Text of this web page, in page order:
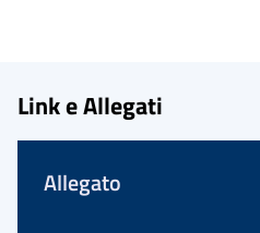
Link e Allegati
Allegato